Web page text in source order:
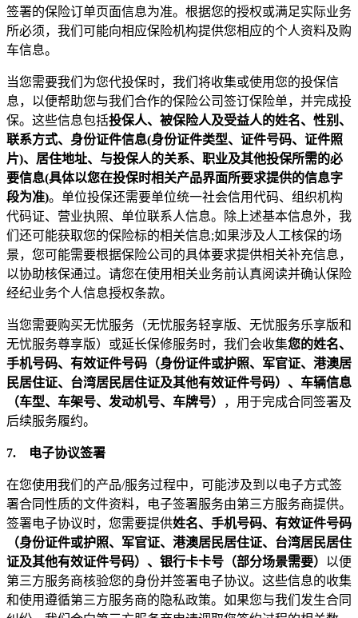
签署的保险订单页面信息为准。根据您的授权或满足实际业务
所必须，我们可能向相应保险机构提供您相应的个人资料及购
车信息。
当您需要我们为您代投保时，我们将收集或使用您的投保信
息，以便帮助您与我们合作的保险公司签订保险单，并完成投
保。这些信息包括投保人、被保险人及受益人的姓名、性别、
联系方式、身份证件信息(身份证件类型、证件号码、证件照
片)、居住地址、与投保人的关系、职业及其他投保所需的必
要信息(具体以您在投保时相关产品界面所要求提供的信息字
段为准)。单位投保还需要单位统一社会信用代码、组织机构
代码证、营业执照、单位联系人信息。除上述基本信息外，我
们还可能获取您的保险标的相关信息;如果涉及人工核保的场
景，您可能需要根据保险公司的具体要求提供相关补充信息，
以协助核保通过。请您在使用相关业务前认真阅读并确认保险
经纪业务个人信息授权条款。
当您需要购买无忧服务（无忧服务轻享版、无忧服务乐享版和
无忧服务尊享版）或延长保修服务时，我们会收集您的姓名、
手机号码、有效证件号码（身份证件或护照、军官证、港澳居
民居住证、台湾居民居住证及其他有效证件号码）、车辆信息
（车型、车架号、发动机号、车牌号）
，用于完成合同签署及
后续服务履约。
7. 电子协议签署
在您使用我们的产品/服务过程中，可能涉及到以电子方式签
署合同性质的文件资料，电子签署服务由第三方服务商提供。
签署电子协议时，您需要提供姓名、手机号码、有效证件号码
（身份证件或护照、军官证、港澳居民居住证、台湾居民居住
证及其他有效证件号码）、银行卡卡号（部分场景需要） 以便
第三方服务商核验您的身份并签署电子协议。这些信息的收集
和使用遵循第三方服务商的隐私政策。如果您与我们发生合同